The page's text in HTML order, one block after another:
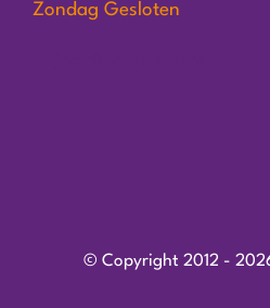
Zondag Gesloten
© Copyright 2012 -